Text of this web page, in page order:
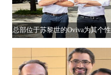
总部位于苏黎世的Oviva为其个